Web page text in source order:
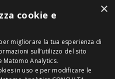
È vietata la riproduzione anche
qualsiasi mezzo senza preventiva
×
cookie e
migliorare la tua esperienza di
sull’utilizzo del sito
Matomo Analytics.
in uso e per modificare le